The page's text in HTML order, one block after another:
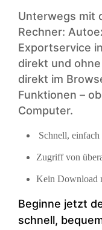
Unterwegs mit
Rechner:
Exportservice
direkt und
direkt im
Funktionen –
Computer.
Schnell,
Zugriff von
Kein Download
Beginne jetzt
schnell,